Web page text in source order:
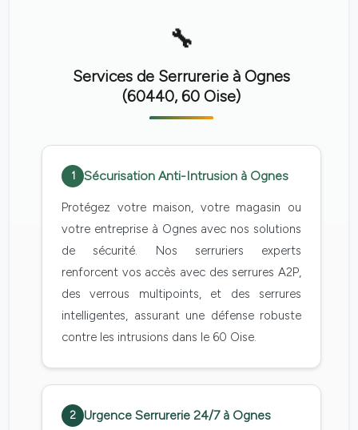
Services de Serrurerie à Ognes
(60440, 60 Oise)
1 Sécurisation Anti-Intrusion à Ognes
Protégez votre maison, votre magasin ou
votre entreprise à Ognes avec nos solutions
de sécurité. Nos serruriers experts
renforcent vos accès avec des serrures A2P,
des verrous multipoints, et des serrures
intelligentes, assurant une défense robuste
contre les intrusions dans le 60 Oise.
2 Urgence Serrurerie 24/7 à Ognes